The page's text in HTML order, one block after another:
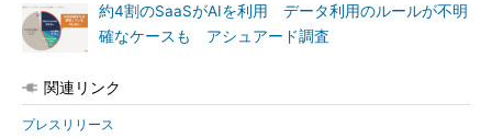
約4割のSaaSがAIを利用 データ利用のルールが不明
確なケースも アシュアード調査
関連リンク
プレスリリース